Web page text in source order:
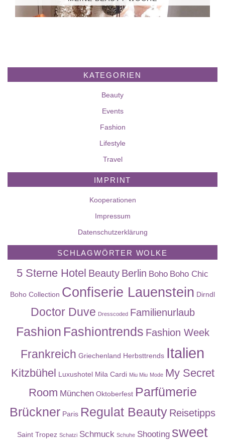
KATEGORIEN
Beauty
Events
Fashion
Lifestyle
Travel
IMPRINT
Kooperationen
Impressum
Datenschutzerklärung
SCHLAGWÖRTER WOLKE
5 Sterne Hotel Beauty Berlin Boho Boho Chic
Boho Collection Confiserie Lauenstein Dirndl
Doctor Duve Dresscoded Familienurlaub
Fashion Fashiontrends Fashion Week
Frankreich Griechenland Herbsttrends Italien
Kitzbühel Luxushotel Mila Cardi Miu Miu Mode My Secret
Room München Oktoberfest Parfümerie
Brückner Paris Regulat Beauty Reisetipps
Saint Tropez Schatzi Schmuck Schuhe Shooting sweet